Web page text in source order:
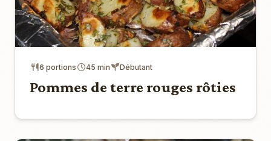
6 portions 45 min Débutant
Pommes de terre rouges rôties